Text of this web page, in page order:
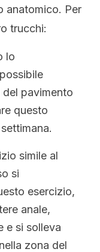
anatomico. Per
trucchi:
lo
pavimento
questo
simile al
si
esercizio,
anale,
e si solleva
zona del